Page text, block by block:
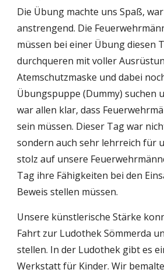
Die Übung machte uns Spaß,
anstrengend. Die
müssen bei einer Übung diesen
durchqueren mit voller
Atemschutzmaske und dabei
Übungspuppe (Dummy) suchen
war allen klar, dass
sein müssen. Dieser Tag war
sondern auch sehr lehrreich für
stolz auf unsere
Tag ihre Fähigkeiten bei den
Beweis stellen müssen.
Unsere künstlerische Stärke
Fahrt zur Ludothek Sömmerda
stellen. In der Ludothek gibt es
Werkstatt für Kinder. Wir